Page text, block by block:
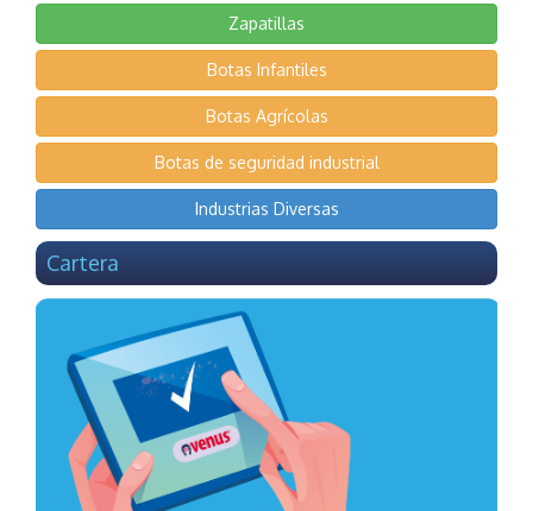
Zapatillas
Botas Infantiles
Botas Agrícolas
Botas de seguridad industrial
Industrias Diversas
Cartera